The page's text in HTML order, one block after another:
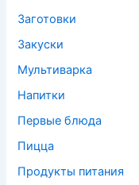
Заготовки
Закуски
Мультиварка
Напитки
Первые блюда
Пицца
Продукты питания